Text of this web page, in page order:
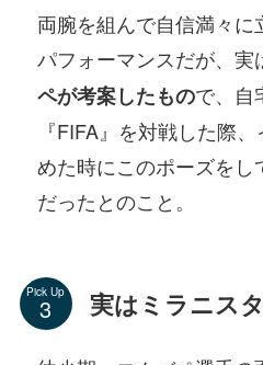
両腕を組んで自信満々
パフォーマンスだが、実
ペが考案したもので、自
『FIFA』を対戦した際
めた時にこのポーズを
だったとのこと。
Pick Up 実はミラニスタ